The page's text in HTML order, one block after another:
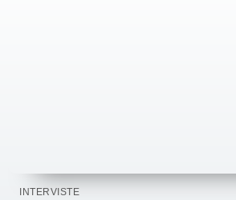
INTERVISTE